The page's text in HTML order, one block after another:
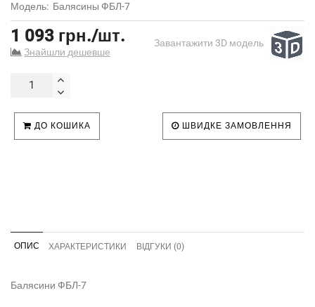
Модель: Балясины ФБЛ-7
1 093 грн./шт.
Знайшли дешевше
Завантажити 3D модель
ДО КОШИКА ШВИДКЕ ЗАМОВЛЕННЯ
ОПИС ХАРАКТЕРИСТИКИ ВІДГУКИ (0)
Балясини ФБЛ-7